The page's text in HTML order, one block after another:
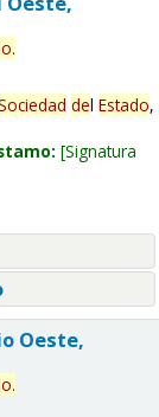
.
del Estado,
Signatura
Oeste,
.